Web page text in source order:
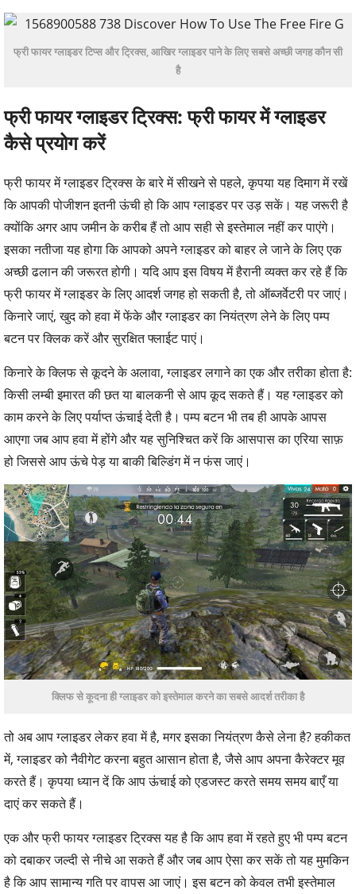
फ्री फायर ग्लाइडर टिप्स और ट्रिक्स, आखिर ग्लाइडर पाने के लिए सबसे अच्छी जगह कौन सी
है
फ्री फायर ग्लाइडर ट्रिक्स: फ्री फायर में ग्लाइडर
कैसे प्रयोग करें
फ्री फायर में ग्लाइडर ट्रिक्स के बारे में सीखने से पहले, कृपया यह दिमाग में रखें
कि आपकी पोजीशन इतनी ऊंची हो कि आप ग्लाइडर पर उड़ सकें। यह जरूरी है
क्योंकि अगर आप जमीन के करीब हैं तो आप सही से इस्तेमाल नहीं कर पाएंगे।
इसका नतीजा यह होगा कि आपको अपने ग्लाइडर को बाहर ले जाने के लिए एक
अच्छी ढलान की जरूरत होगी। यदि आप इस विषय में हैरानी व्यक्त कर रहे हैं कि
फ्री फायर में ग्लाइडर के लिए आदर्श जगह हो सकती है, तो ऑब्जर्वेटरी पर जाएं।
किनारे जाएं, खुद को हवा में फेंके और ग्लाइडर का नियंत्रण लेने के लिए पम्प
बटन पर क्लिक करें और सुरक्षित फ्लाईट पाएं।
किनारे के क्लिफ से कूदने के अलावा, ग्लाइडर लगाने का एक और तरीका होता है:
किसी लम्बी इमारत की छत या बालकनी से आप कूद सकते हैं। यह ग्लाइडर को
काम करने के लिए पर्याप्त ऊंचाई देती है। पम्प बटन भी तब ही आपके आपस
आएगा जब आप हवा में होंगे और यह सुनिश्चित करें कि आसपास का एरिया साफ़
हो जिससे आप ऊंचे पेड़ या बाकी बिल्डिंग में न फंस जाएं।
क्लिफ से कूदना ही ग्लाइडर को इस्तेमाल करने का सबसे आदर्श तरीका है
तो अब आप ग्लाइडर लेकर हवा में है, मगर इसका नियंत्रण कैसे लेना है? हकीकत
में, ग्लाइडर को नैवीगेट करना बहुत आसान होता है, जैसे आप अपना कैरेक्टर मूव
करते हैं। कृपया ध्यान दें कि आप ऊंचाई को एडजस्ट करते समय समय बाएँ या
दाएं कर सकते हैं।
एक और फ्री फायर ग्लाइडर ट्रिक्स यह है कि आप हवा में रहते हुए भी पम्प बटन
को दबाकर जल्दी से नीचे आ सकते हैं और जब आप ऐसा कर सकें तो यह मुमकिन
है कि आप सामान्य गति पर वापस आ जाएं। इस बटन को केवल तभी इस्तेमाल